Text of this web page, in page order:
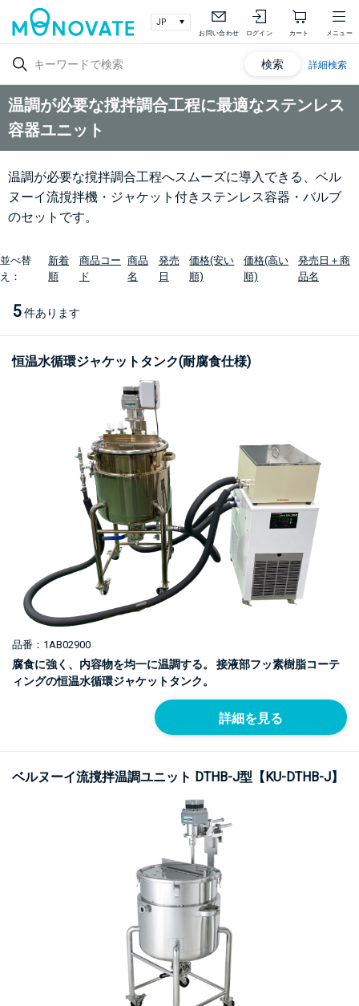
お問い合わせ ログイン カート メニュー
検索 詳細検索
温調が必要な撹拌調合工程に最適なステンレス
容器ユニット
温調が必要な撹拌調合工程へスムーズに導入できる、ベル
ヌーイ流撹拌機・ジャケット付きステンレス容器・バルブ
のセットです。
並べ替
え：
新着
順
商品コー
ド
商品
名
発売
日
価格(安い
順)
価格(高い
順)
発売日＋商
品名
5 件あります
恒温水循環ジャケットタンク(耐腐食仕様)
品番：1AB02900
腐食に強く、内容物を均一に温調する。 接液部フッ素樹脂コーテ
ィングの恒温水循環ジャケットタンク。
詳細を見る
ベルヌーイ流撹拌温調ユニット DTHB-J型【KU-DTHB-J】